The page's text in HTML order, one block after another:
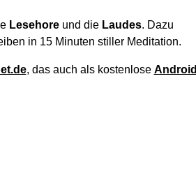
Lesehoreund die Laudes. Dazu
in 15 Minuten stiller Meditation.
, das auch als kostenlose Android